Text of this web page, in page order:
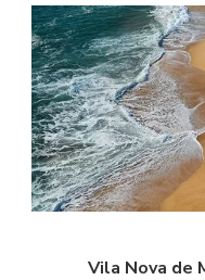
Vila Nova de